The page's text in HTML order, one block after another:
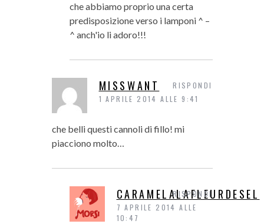
che abbiamo proprio una certa
predisposizione verso i lamponi ^ –
^ anch'io li adoro!!!
MISSWANT
1 APRILE 2014 ALLE 9:41
che belli questi cannoli di fillo! mi
piacciono molto…
RISPONDI
CARAMELALAFLEURDESEL
7 APRILE 2014 ALLE
10:47
RISPONDI